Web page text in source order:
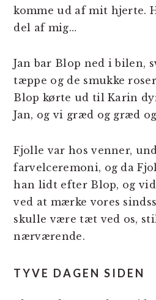
komme ud af mit hjerte.
del af mig…
Jan bar Blop ned i bilen,
tæppe og de smukke
Blop kørte ud til Karin
Jan, og vi græd og græd
Fjolle var hos venner,
farvelceremoni, og da
han lidt efter Blop, og
ved at mærke vores
skulle være tæt ved os,
nærværende.
TYVE DAGEN SIDEN